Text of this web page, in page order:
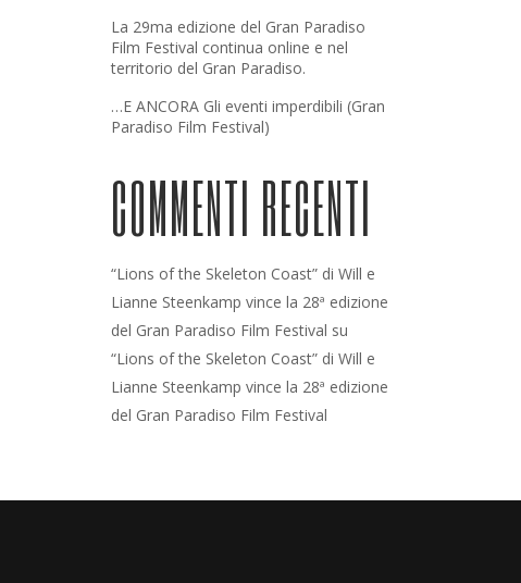
La 29ma edizione del Gran Paradiso
Film Festival continua online e nel
territorio del Gran Paradiso.
…E ANCORA Gli eventi imperdibili (Gran
Paradiso Film Festival)
COMMENTI RECENTI
“Lions of the Skeleton Coast” di Will e
Lianne Steenkamp vince la 28ª edizione
del Gran Paradiso Film Festival su
“Lions of the Skeleton Coast” di Will e
Lianne Steenkamp vince la 28ª edizione
del Gran Paradiso Film Festival